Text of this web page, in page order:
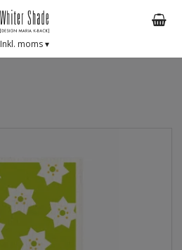
Inkl. moms▾